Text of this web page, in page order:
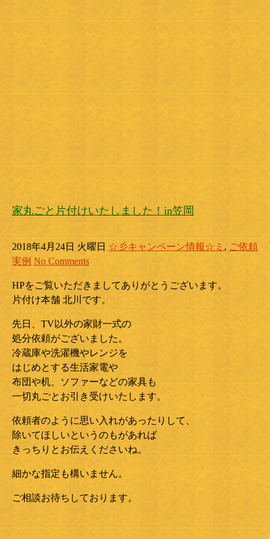
家丸ごと片付けいたしました！in笠岡
2018年4月24日 火曜日 ☆彡キャンペーン情報☆ミ , ご依頼
実例 No Comments
HPをご覧いただきましてありがとうございます。
片付け本舗 北川です。
先日、TV以外の家財一式の
処分依頼がございました。
冷蔵庫や洗濯機やレンジを
はじめとする生活家電や
布団や机、ソファーなどの家具も
一切丸ごとお引き受けいたします。
依頼者のように思い入れがあったりして、
除いてほしいというのもがあれば
きっちりとお伝えくださいね。
細かな指定も構いません。
ご相談お待ちしております。